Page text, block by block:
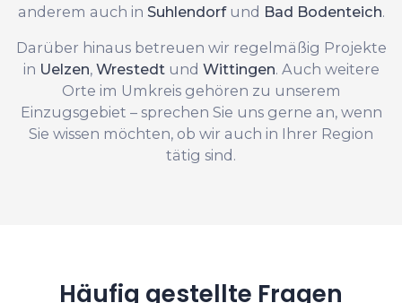
anderem auch in Suhlendorfund Bad Bodenteich.
Darüber hinaus betreuen wir regelmäßig Projekte
in Uelzen, Wrestedtund Wittingen. Auch weitere
Orte im Umkreis gehören zu unserem
Einzugsgebiet – sprechen Sie uns gerne an, wenn
Sie wissen möchten, ob wir auch in Ihrer Region
tätig sind.
Häufig gestellte Fragen